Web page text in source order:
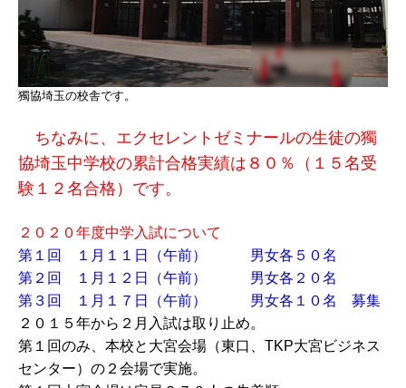
獨協埼玉の校舎です。
ちなみに、エクセレントゼミナールの生徒の獨
協埼玉中学校の累計合格実績は８０％（１５名受
験１２名合格）です。
２０２０年度中学入試について
第１回 １月１１日（午前） 男女各５０名
第２回 １月１２日（午前） 男女各２０名
第３回 １月１７日（午前） 男女各１０名 募集
２０１５年から２月入試は取り止め。
第１回のみ、本校と大宮会場（東口、TKP大宮ビジネス
センター）の２会場で実施。